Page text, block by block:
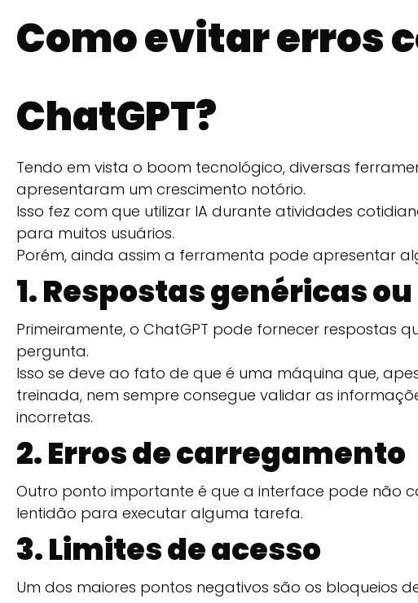
Como evitar erros
ChatGPT?
Tendo em vista o boom tecnológico, diversas
apresentaram um crescimento notório.
Isso fez com que utilizar IA durante atividades
para muitos usuários.
Porém, ainda assim a ferramenta pode apresentar
1. Respostas genéricas
Primeiramente, o ChatGPT pode fornecer respostas
pergunta.
Isso se deve ao fato de que é uma máquina que,
treinada, nem sempre consegue validar as
incorretas.
2. Erros de carregamento
Outro ponto importante é que a interface pode não
lentidão para executar alguma tarefa.
3. Limites de acesso
Um dos maiores pontos negativos são os bloqueios